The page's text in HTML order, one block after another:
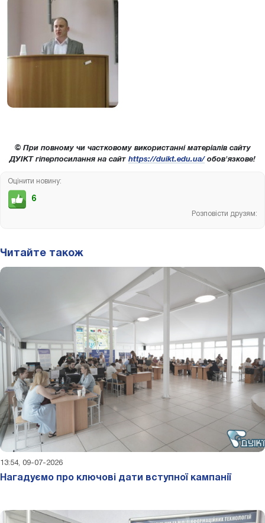
© При повному чи частковому використанні матеріалів сайту
ДУІКТ гіперпосилання на сайт https://duikt.edu.ua/обов'язкове!
Оцінити новину:
6
Розповісти друзям:
Читайте також
13:54, 09-07-2026
Нагадуємо про ключові дати вступної кампанії